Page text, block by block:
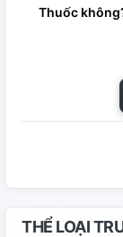
Thuốc
THỂ LOẠI